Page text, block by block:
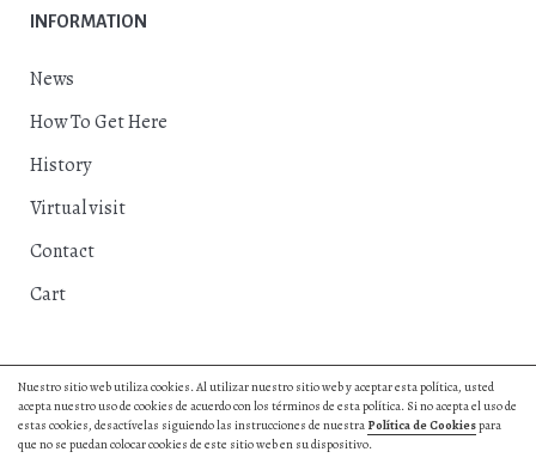
Nuestro sitio web utiliza cookies. Al utilizar nuestro sitio web y aceptar esta política, usted
acepta nuestro uso de cookies de acuerdo con los términos de esta política. Si no acepta el uso de
estas cookies, desactívelas siguiendo las instrucciones de nuestra Política de Cookiespara
que no se puedan colocar cookies de este sitio web en su dispositivo.
INFORMATION
News
How To Get Here
History
Virtual visit
Contact
Cart
© 2018, Excmo. Ayto. de Herrera del Duque | Privacy Policy | Cookies
Policy|Web Design by Hurry App